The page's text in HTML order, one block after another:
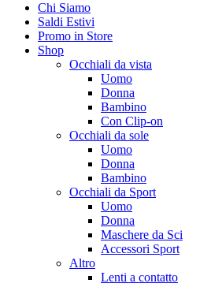
Chi Siamo
Saldi Estivi
Promo in Store
Shop
Occhiali da vista
Uomo
Donna
Bambino
Con Clip-on
Occhiali da sole
Uomo
Donna
Bambino
Occhiali da Sport
Uomo
Donna
Maschere da Sci
Accessori Sport
Altro
Lenti a contatto